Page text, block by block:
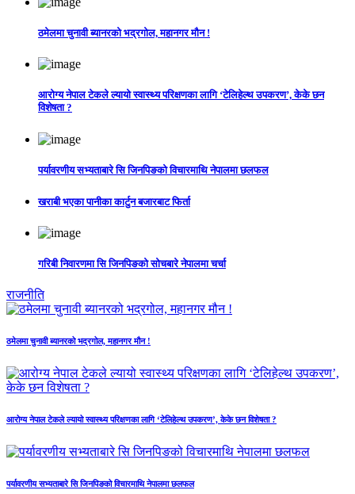
ठमेलमा चुनावी ब्यानरको भद्रगोल, महानगर मौन !
आरोग्य नेपाल टेकले ल्यायो स्वास्थ्य परिक्षणका लागि ‘टेलिहेल्थ उपकरण’, केके छन
विशेषता ?
पर्यावरणीय सभ्यताबारे सि जिनपिङको विचारमाथि नेपालमा छलफल
खराबी भएका पानीका कार्टुन बजारबाट फिर्ता
गरिबी निवारणमा सि जिनपिङको सोचबारे नेपालमा चर्चा
राजनीति
ठमेलमा चुनावी ब्यानरको भद्रगोल, महानगर मौन !
आरोग्य नेपाल टेकले ल्यायो स्वास्थ्य परिक्षणका लागि ‘टेलिहेल्थ उपकरण’, केके छन विशेषता ?
पर्यावरणीय सभ्यताबारे सि जिनपिङको विचारमाथि नेपालमा छलफल